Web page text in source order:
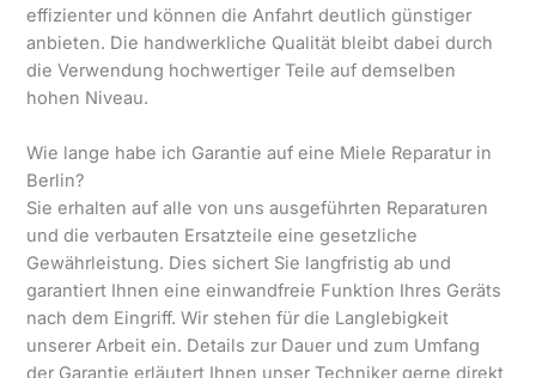
effizienter und können die Anfahrt deutlich günstiger
anbieten. Die handwerkliche Qualität bleibt dabei durch
die Verwendung hochwertiger Teile auf demselben
hohen Niveau.
Wie lange habe ich Garantie auf eine Miele Reparatur in
Berlin?
Sie erhalten auf alle von uns ausgeführten Reparaturen
und die verbauten Ersatzteile eine gesetzliche
Gewährleistung. Dies sichert Sie langfristig ab und
garantiert Ihnen eine einwandfreie Funktion Ihres Geräts
nach dem Eingriff. Wir stehen für die Langlebigkeit
unserer Arbeit ein. Details zur Dauer und zum Umfang
der Garantie erläutert Ihnen unser Techniker gerne direkt